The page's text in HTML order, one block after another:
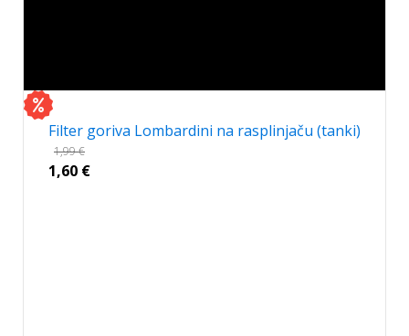
Filter goriva Lombardini na rasplinjaču (tanki)
1,99€
1,60 €